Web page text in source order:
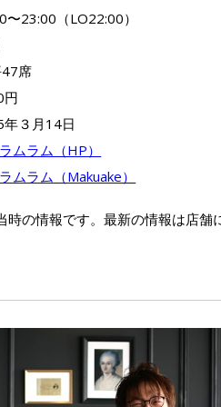
〜23:00（LO22:00）
席
円
３月14日
ムラム（HP）
ムラム（Makuake）
の情報です。最新の情報は店舗